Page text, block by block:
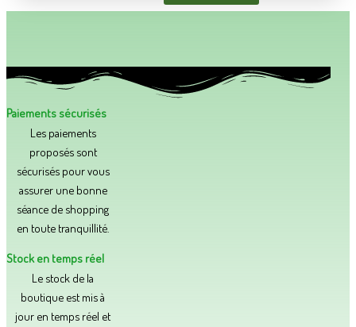
Paiements sécurisés
Les paiements
proposés sont
sécurisés pour vous
assurer une bonne
séance de shopping
en toute tranquillité.​
Stock en temps réel
Le stock de la
boutique est mis à
jour en temps réel et